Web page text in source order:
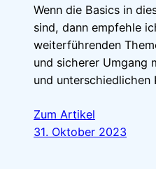
Wenn die Basics in
sind, dann empfehle
weiterführenden
und sicherer Umgang
und unterschiedlichen
Zum Artikel
31. Oktober 2023